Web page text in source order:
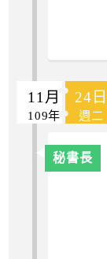
11月 24日
109年 週二